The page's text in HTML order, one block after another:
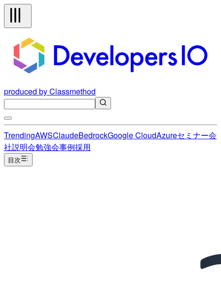
produced by Classmethod
TrendingAWSClaudeBedrockGoogle CloudAzureセミナー会
社説明会勉強会事例採用
目次